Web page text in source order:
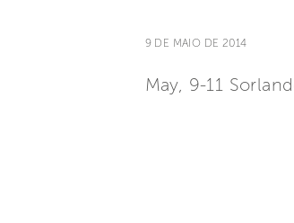
9 DE MAIO DE 2014
May, 9-11